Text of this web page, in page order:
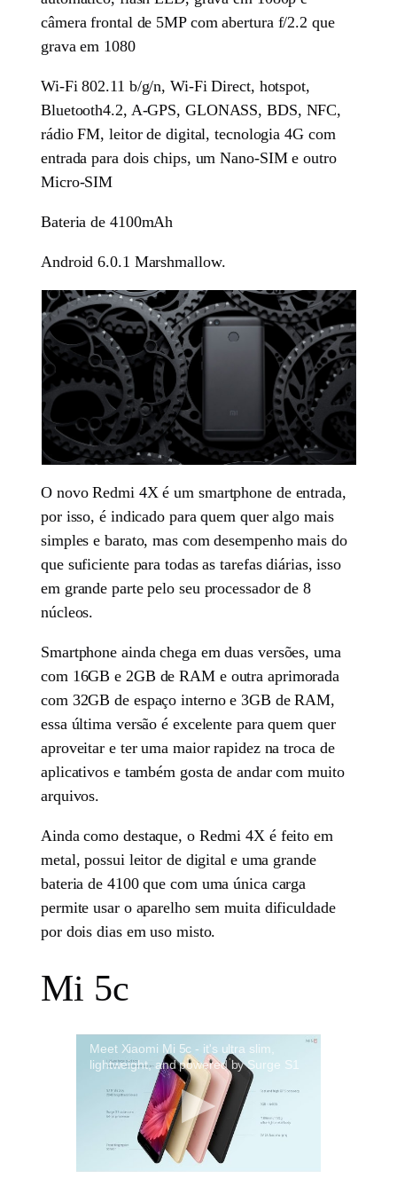
câmera frontal de 5MP com abertura f/2.2 que
grava em 1080
Wi-Fi 802.11 b/g/n, Wi-Fi Direct, hotspot,
Bluetooth4.2, A-GPS, GLONASS, BDS, NFC,
rádio FM, leitor de digital, tecnologia 4G com
entrada para dois chips, um Nano-SIM e outro
Micro-SIM
Bateria de 4100mAh
Android 6.0.1 Marshmallow.
O novo Redmi 4X é um smartphone de entrada,
por isso, é indicado para quem quer algo mais
simples e barato, mas com desempenho mais do
que suficiente para todas as tarefas diárias, isso
em grande parte pelo seu processador de 8
núcleos.
Smartphone ainda chega em duas versões, uma
com 16GB e 2GB de RAM e outra aprimorada
com 32GB de espaço interno e 3GB de RAM,
essa última versão é excelente para quem quer
aproveitar e ter uma maior rapidez na troca de
aplicativos e também gosta de andar com muito
arquivos.
Ainda como destaque, o Redmi 4X é feito em
metal, possui leitor de digital e uma grande
bateria de 4100 que com uma única carga
permite usar o aparelho sem muita dificuldade
por dois dias em uso misto.
Mi 5c
Meet Xiaomi Mi 5c - it's ultra slim,
lightweight, and powered by Surge S1